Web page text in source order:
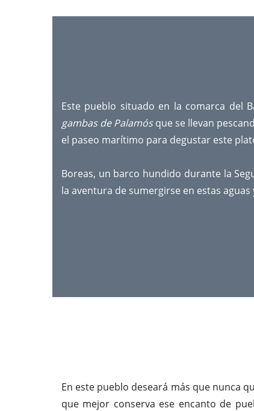
Este pueblo situado en la comarca del
gambas de Palamósque se llevan
el paseo marítimo para degustar este
Boreas, un barco hundido durante la
la aventura de sumergirse en estas
En este pueblo deseará más que nunca
que mejor conserva ese encanto de